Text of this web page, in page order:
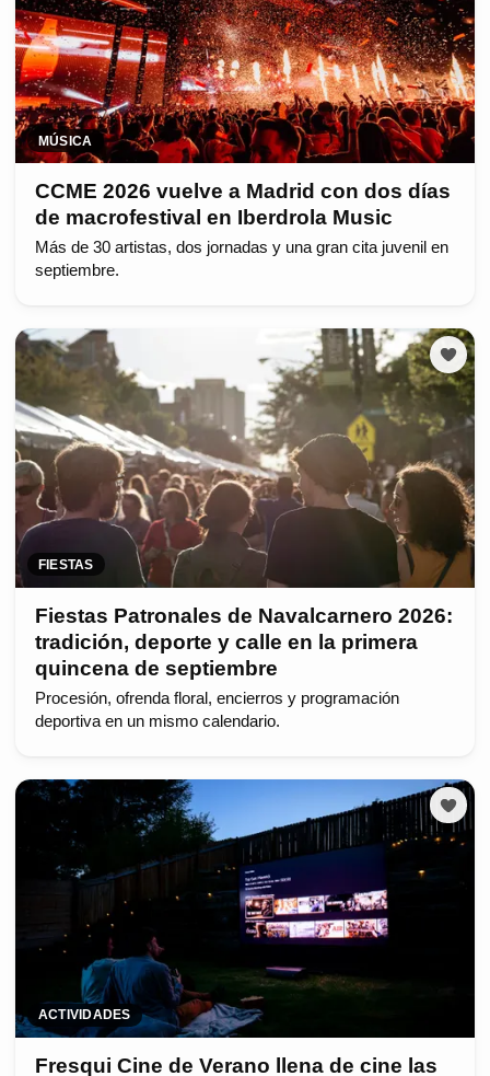
MÚSICA
CCME 2026 vuelve a Madrid con dos días
de macrofestival en Iberdrola Music
Más de 30 artistas, dos jornadas y una gran cita juvenil en
septiembre.
FIESTAS
Fiestas Patronales de Navalcarnero 2026:
tradición, deporte y calle en la primera
quincena de septiembre
Procesión, ofrenda floral, encierros y programación
deportiva en un mismo calendario.
ACTIVIDADES
Fresqui Cine de Verano llena de cine las